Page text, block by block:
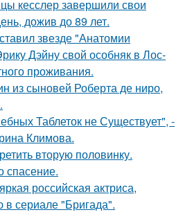
кесслер завершили свои
дожив до 89 лет.
звезде "Анатомии
Дэйну свой особняк в Лос-
проживания.
из сыновей Роберта де ниро,
Таблеток не Существует", -
Климова.
вторую половинку.
спасение.
российская актриса,
сериале "Бригада".